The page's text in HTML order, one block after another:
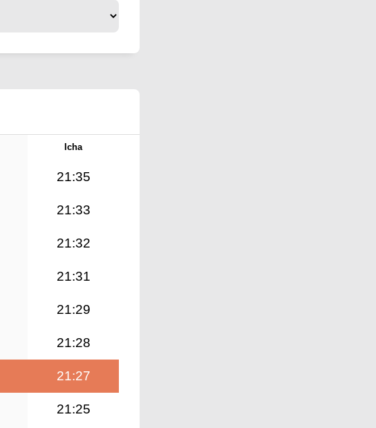
Icha
21:35
21:33
21:32
21:31
21:29
21:28
21:27
21:25